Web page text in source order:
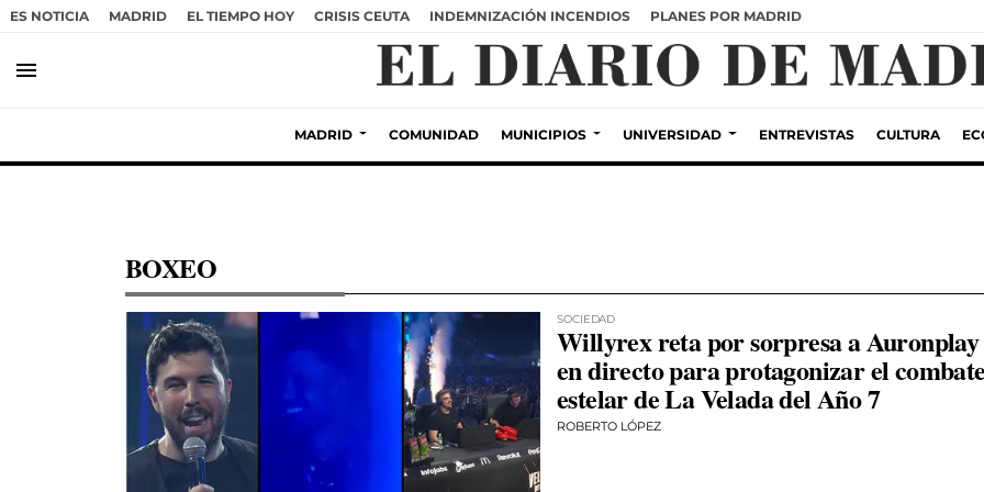
ES NOTICIA MADRID EL TIEMPO HOY CRISIS CEUTA INDEMNIZACIÓN INCENDIOS PLANES POR MADRID
menu
MADRID COMUNIDAD MUNICIPIOS UNIVERSIDAD ENTREVISTAS CULTURA
BOXEO
SOCIEDAD
Willyrex reta por sorpresa a Auronplay
en directo para protagonizar el combate
estelar de La Velada del Año 7
ROBERTO LÓPEZ